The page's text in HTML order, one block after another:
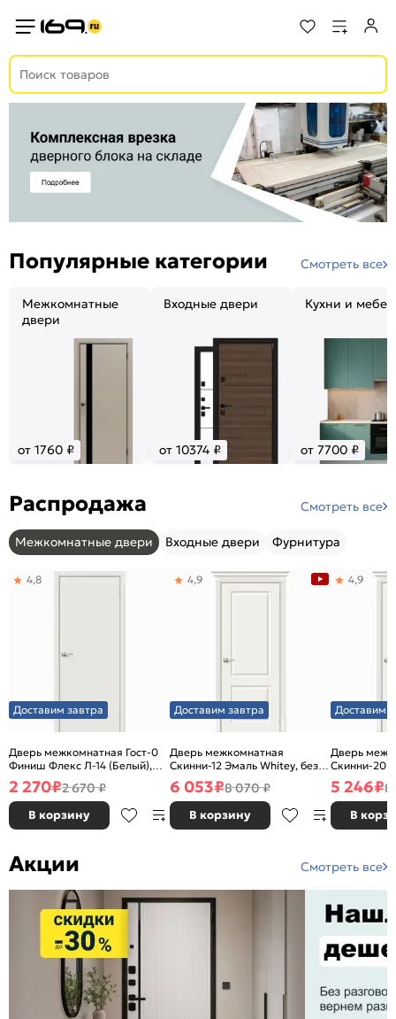
Популярные категории Смотреть все
Межкомнатные
двери
от 1760 ₽
Входные двери
от 10374 ₽
Кухни и
от 7700 ₽
Распродажа Смотреть все
Межкомнатные двери Входные двери Фурнитура
Доставим завтра
Дверь межкомнатная Гост-0
Финиш Флекс Л-14 (Белый),
глухая, каркасно-щитовая
4,8
2 270₽2 670 ₽
В корзину
Доставим завтра
Дверь межкомнатная
Скинни-12 Эмаль Whitey, без
декора, глухая, без стекла,
без кромки, скиновая
4,9
6 053₽8 070 ₽
В корзину
Доставим
Дверь
Скинни-20
декора,
без кромки,
4,9
5 246₽8
В
Акции Смотреть все